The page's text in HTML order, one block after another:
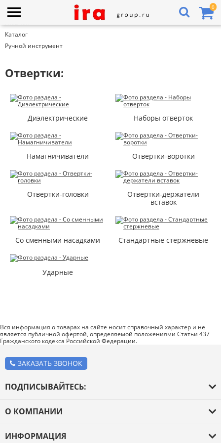
0
Главная
Каталог
Ручной инструмент
Отвертки:
Диэлектрические Наборы отверток
Намагничиватели Отвертки-воротки
Отвертки-головки
Отвертки-держатели
вставок
Со сменными насадками Стандартные стержневые
Ударные
Вся информация о товарах на сайте носит справочный характер и не
является публичной офертой, определяемой положениями Статьи 437
Гражданского кодекса Российской Федерации.
ЗАКАЗАТЬ ЗВОНОК
ПОДПИСЫВАЙТЕСЬ:
О КОМПАНИИ
ИНФОРМАЦИЯ